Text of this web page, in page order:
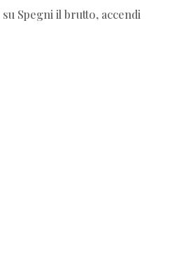
su Spegni il brutto, accendi